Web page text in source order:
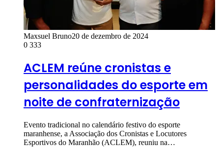
Maxsuel Bruno20 de dezembro de 2024
0 333
ACLEM reúne cronistas e
personalidades do esporte em
noite de confraternização
Evento tradicional no calendário festivo do esporte
maranhense, a Associação dos Cronistas e Locutores
Esportivos do Maranhão (ACLEM), reuniu na…